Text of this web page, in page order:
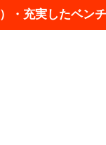
・充実したベン